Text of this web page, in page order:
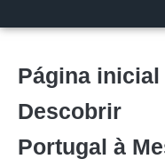
Página inicial
Descobrir
Portugal à